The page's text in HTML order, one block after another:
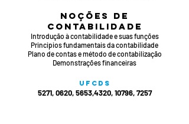
Noções de
Contabilidade
Introdução à contabilidade e suas funções
Principios fundamentais da contabilidade
Plano de contas e método de contabilização
Demonstrações financeiras​​
UFCDs
5271, 0620, 5653,4320, 10796, 7257